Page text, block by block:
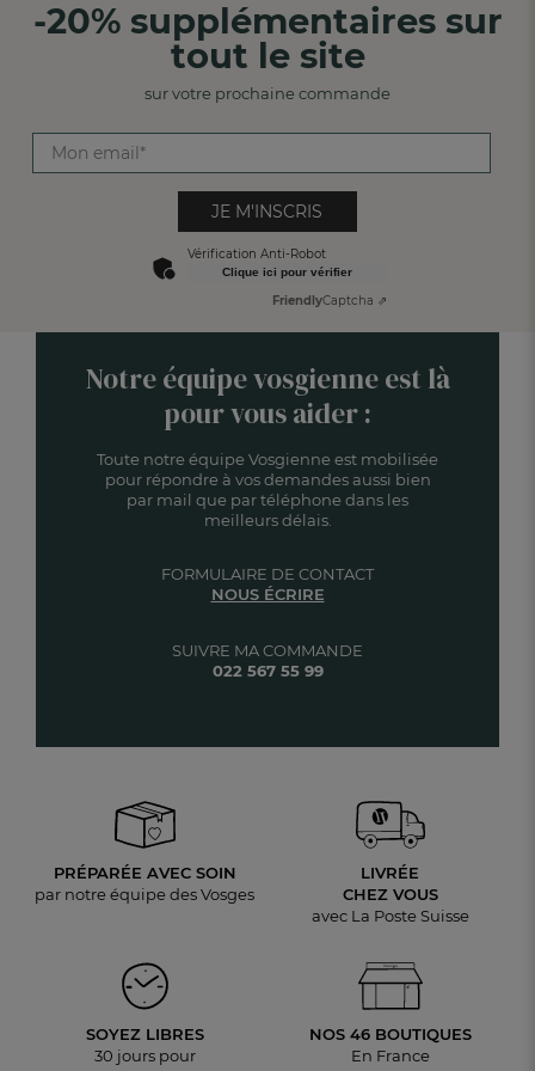
-20% supplémentaires sur
tout le site
sur votre prochaine commande
JE M'INSCRIS
Vérification Anti-Robot
Clique ici pour vérifier
FriendlyCaptcha ⇗
Notre équipe vosgienne est là
pour vous aider :
Toute notre équipe Vosgienne est mobilisée
pour répondre à vos demandes aussi bien
par mail que par téléphone dans les
meilleurs délais.
SUIVRE MA COMMANDE
022 567 55 99
FORMULAIRE DE CONTACT
NOUS ÉCRIRE
PRÉPARÉE AVEC SOIN
par notre équipe des Vosges
LIVRÉE
CHEZ VOUS
avec La Poste Suisse
SOYEZ LIBRES
30 jours pour
NOS 46 BOUTIQUES
En France